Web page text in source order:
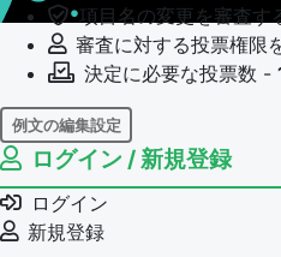
項目名の変更を審査す
審査に対する投票権限
決定に必要な投票数 -
例文の編集設定
例文の編集権限を持つ
例文の編集を審査する
例文の削除を審査する
審査に対する投票権限
ログイン / 新規登録
ログイン
新規登録